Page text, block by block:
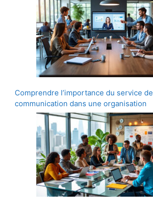
Comprendre l’importance du service de
communication dans une organisation